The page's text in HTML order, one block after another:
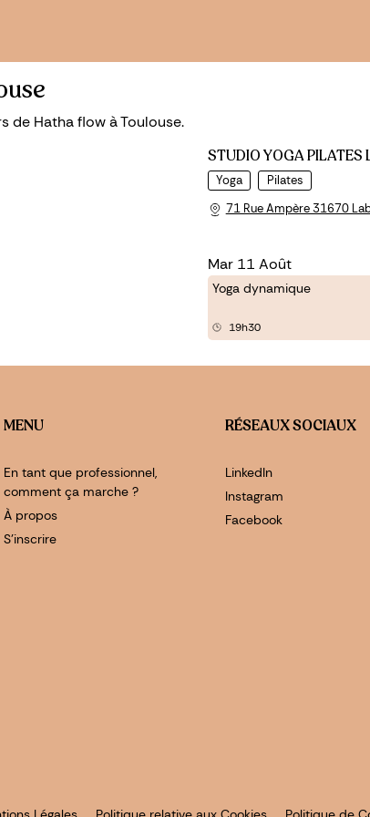
de Hatha flow à Toulouse.
STUDIO YOGA PILATES
Yoga
Pilates
71 Rue Ampère 31670
Mar 11 Août
Yoga dynamique
19h30
MENU
En tant que professionnel,
comment ça marche ?
À propos
S'inscrire
RÉSEAUX SOCIAUX
LinkedIn
Instagram
Facebook